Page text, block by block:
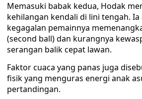
Memasuki babak kedua, Hodak
kehilangan kendali di lini tengah.
kegagalan pemainnya
(second ball) dan kurangnya
serangan balik cepat lawan.
Faktor cuaca yang panas juga
fisik yang menguras energi anak
pertandingan.